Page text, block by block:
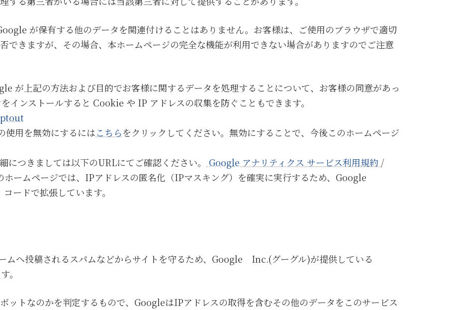
が保有する他のデータを関連付けることはありません。お客様は、ご使用のブラウザで適切
できますが、その場合、本ホームページの完全な機能が利用できない場合がありますのでご注意
が上記の方法および目的でお客様に関するデータを処理することについて、お客様の同意があっ
インストールすると Cookie や IP アドレスの収集を防ぐこともできます。
使用を無効にするにはこちらをクリックしてください。無効にすることで、今後このホームページ
につきましては以下のURLにてご確認ください。
Google アナリティクス サービス利用規約 /
ホームページでは、IPアドレスの匿名化（IPマスキング）を確実に実行するため、Google
ドで拡張しています。
ムへ投稿されるスパムなどからサイトを守るため、Google Inc.(グーグル)が提供している
。
ットなのかを判定するもので、GoogleはIPアドレスの取得を含むその他のデータをこのサービス